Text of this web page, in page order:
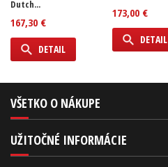
Dutch...
167,30 €
DETAIL
173,00 €
DETAIL
VŠETKO O NÁKUPE
UŽITOČNÉ INFORMÁCIE